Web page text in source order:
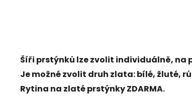
Šíři prstýnků lze zvolit individuálně, na
Je možné zvolit druh zlata: bílé, žluté,
Rytina na zlaté prstýnky ZDARMA.